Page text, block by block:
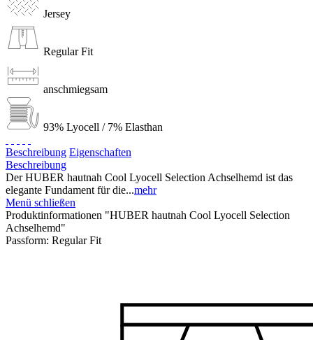
Jersey
Regular Fit
anschmiegsam
93% Lyocell / 7% Elasthan
Beschreibung Eigenschaften
Beschreibung
Der HUBER hautnah Cool Lyocell Selection Achselhemd ist das
elegante Fundament für die...mehr
Menü schließen
Produktinformationen "HUBER hautnah Cool Lyocell Selection
Achselhemd"
Passform: Regular Fit